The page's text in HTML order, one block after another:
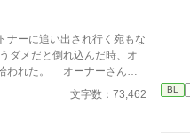
ーに追い出され行く宛もな
ダメだと倒れ込んだ時、オ
われた。 オーナーさんは
優しくて暖かいDomだ。
渚の全てを知って管理した
文字数：73,462 BL